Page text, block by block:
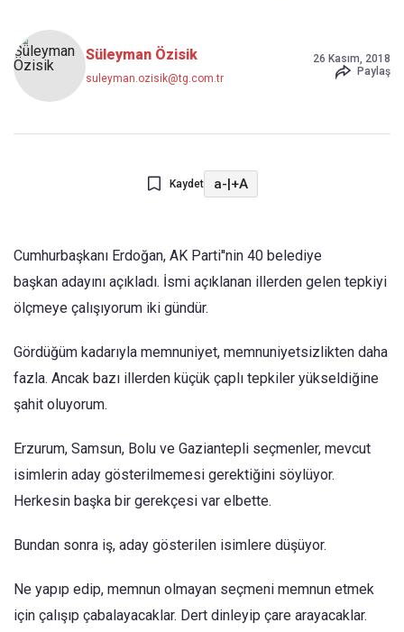
Süleyman Özisik
suleyman.ozisik@tg.com.tr
26 Kasım, 2018
Paylaş
Kaydet a-|+A
Cumhurbaşkanı Erdoğan, AK Parti''nin 40 belediye
başkan adayını açıkladı. İsmi açıklanan illerden gelen tepkiyi
ölçmeye çalışıyorum iki gündür.
Gördüğüm kadarıyla memnuniyet, memnuniyetsizlikten daha
fazla. Ancak bazı illerden küçük çaplı tepkiler yükseldiğine
şahit oluyorum.
Erzurum, Samsun, Bolu ve Gaziantepli seçmenler, mevcut
isimlerin aday gösterilmemesi gerektiğini söylüyor.
Herkesin başka bir gerekçesi var elbette.
Bundan sonra iş, aday gösterilen isimlere düşüyor.
Ne yapıp edip, memnun olmayan seçmeni memnun etmek
için çalışıp çabalayacaklar. Dert dinleyip çare arayacaklar.